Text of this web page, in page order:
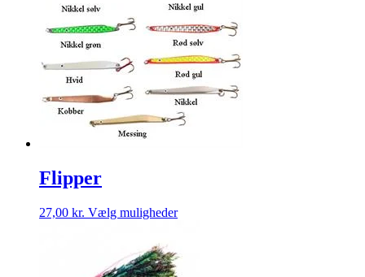
Flipper
27,00 kr. Vælg mulighederDette
flere